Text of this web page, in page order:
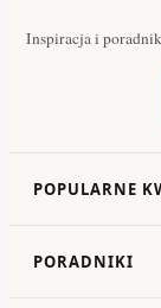
Inspiracja i
POPULARNE
PORADNIKI